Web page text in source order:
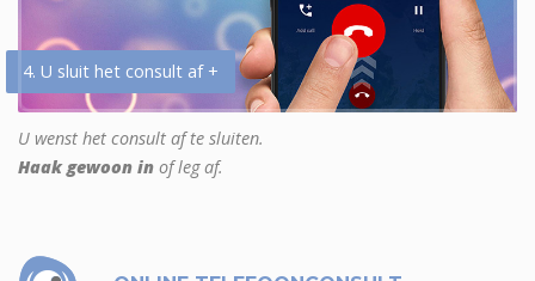
4. U sluit het consult af +
U wenst het consult af te sluiten.
Haak gewoon in of leg af.